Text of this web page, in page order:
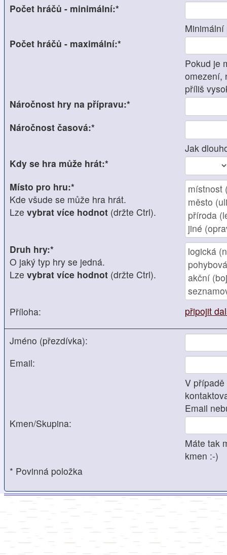
Počet hráčů - minimální:*
Minimální
Počet hráčů - maximální:*
Pokud je
omezení,
příliš
Náročnost hry na přípravu:*
Náročnost časová:*
Jak
Kdy se hra může hrát:*
Místo pro hru:*
Kde všude se může hra hrát.
Lze vybrat více hodnot (držte Ctrl).
Druh hry:*
O jaký typ hry se jedná.
Lze vybrat více hodnot (držte Ctrl).
Příloha: připojit
Jméno (přezdívka):
Email:
V
Email
Kmen/Skupina:
Máte tak
kmen :-)
* Povinná položka